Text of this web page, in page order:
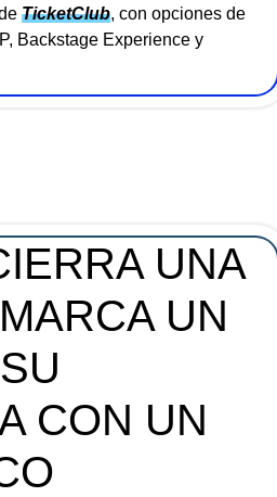
TicketClub, con opciones de
Backstage Experience y
UNA
UN
CON UN